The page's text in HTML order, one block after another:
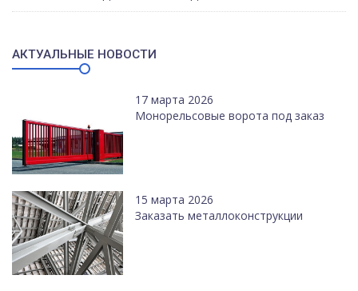
АКТУАЛЬНЫЕ НОВОСТИ
17 марта 2026
Монорельсовые ворота под заказ
15 марта 2026
Заказать металлоконструкции